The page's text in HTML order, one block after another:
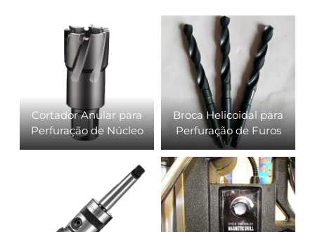
Cortador Anular para
Perfuração de Núcleo
Broca Helicoidal para
Perfuração de Furos